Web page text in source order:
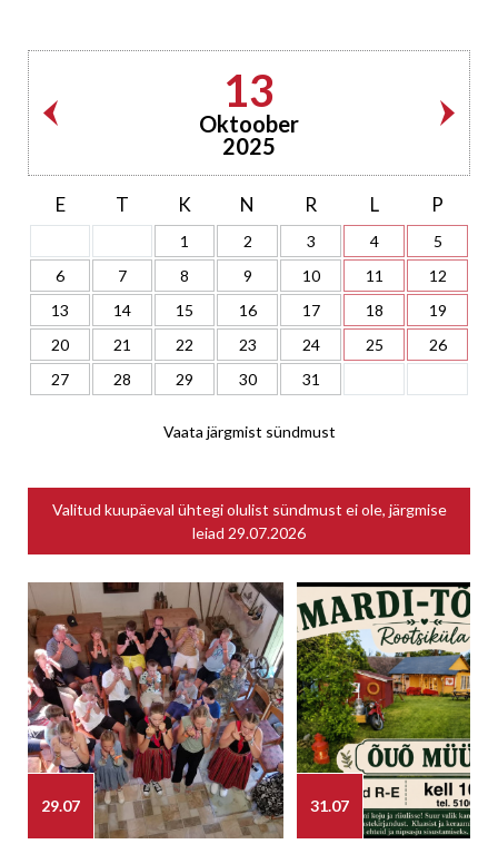
13
Oktoober
2025
E T K N R L P
1 2 3 4
5
6
7 8 9 10 11
12
13
14 15 16 17 18
19
20
21 22 23 24 25
26
27
28 29 30 31
Vaata järgmist sündmust
Valitud kuupäeval ühtegi olulist sündmust ei ole, järgmise
leiad 29.07.2026
29.07 31.07